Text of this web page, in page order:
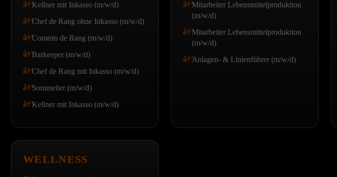
Kellner mit Inkasso (m/w/d)
Chef de Rang ohne Inkasso (m/w/d)
Commis de Rang (m/w/d)
Barkeeper (m/w/d)
Chef de Rang mit Inkasso (m/w/d)
Sommelier (m/w/d)
Kellner mit Inkasso (m/w/d)
Mitarbeiter Lebensmittelproduktion
(m/w/d)
Mitarbeiter Lebensmittelproduktion
(m/w/d)
Anlagen- & Linienführer (m/w/d)
WELLNESS